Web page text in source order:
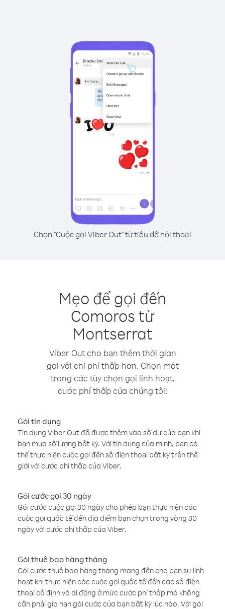
Chọn "Cuộc gọi Viber Out" từ tiêu đề hội thoại
Mẹo để gọi đến
Comoros từ
Montserrat
Viber Out cho bạn thêm thời gian
gọi với chi phí thấp hơn. Chọn một
trong các tùy chọn gọi linh hoạt,
cước phí thấp của chúng tôi:
Gói tín dụng
Tín dụng Viber Out đã được thêm vào số dư của bạn khi
bạn mua số lượng bất kỳ. Với tín dụng của mình, bạn có
thể thực hiện cuộc gọi đến số điện thoại bất kỳ trên thế
giới với cước phí thấp của Viber.
Gói cước gọi 30 ngày
Gói cước cuộc gọi 30 ngày cho phép bạn thực hiện các
cuộc gọi quốc tế đến địa điểm bạn chọn trong vòng 30
ngày với cước phí thấp của Viber.
Gói thuê bao hàng tháng
Gói cước thuê bao hàng tháng mang đến cho bạn sự linh
hoạt khi thực hiện các cuộc gọi quốc tế đến các số điện
thoại cố định và di động ở mức cước phí thấp mà không
cần phải gia hạn gói cước của bạn bất kỳ lúc nào. Với gói